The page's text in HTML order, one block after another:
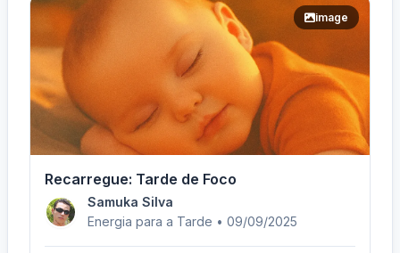
image
Recarregue: Tarde de Foco
Samuka Silva
Energia para a Tarde • 09/09/2025